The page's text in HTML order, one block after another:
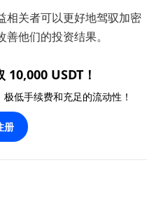
相关者可以更好地驾驭加密
他们的投资结果。
10,000 USDT！
低手续费和充足的流动性！
册